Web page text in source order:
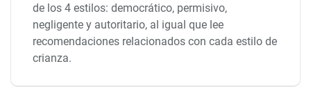
de los 4 estilos: democrático, permisivo,
negligente y autoritario, al igual que lee
recomendaciones relacionados con cada estilo de
crianza.